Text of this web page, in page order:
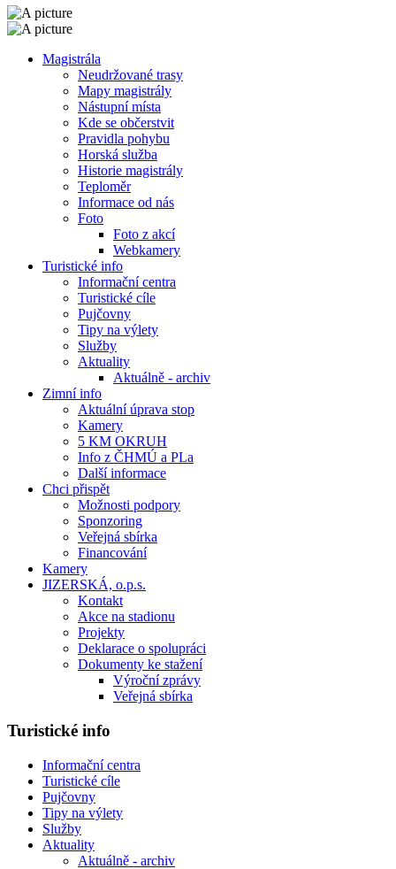
Magistrála
Neudržované trasy
Mapy magistrály
Nástupní místa
Kde se občerstvit
Pravidla pohybu
Horská služba
Historie magistrály
Teploměr
Informace od nás
Foto
Foto z akcí
Webkamery
Turistické info
Informační centra
Turistické cíle
Pujčovny
Tipy na výlety
Služby
Aktuality
Aktuálně - archiv
Zimní info
Aktuální úprava stop
Kamery
5 KM OKRUH
Info z ČHMÚ a PLa
Další informace
Chci přispět
Možnosti podpory
Sponzoring
Veřejná sbírka
Financování
Kamery
JIZERSKÁ, o.p.s.
Kontakt
Akce na stadionu
Projekty
Deklarace o spolupráci
Dokumenty ke stažení
Výroční zprávy
Veřejná sbírka
Turistické info
Informační centra
Turistické cíle
Pujčovny
Tipy na výlety
Služby
Aktuality
Aktuálně - archiv